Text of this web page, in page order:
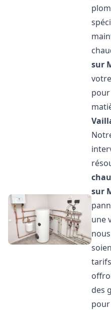
sur
sur
une
des